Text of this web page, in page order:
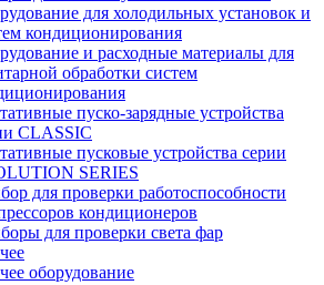
для холодильных установок и
кондиционирования
и расходные материалы для
обработки систем
пуско-зарядные устройства
CLASSIC
пусковые устройства серии
SERIES
для проверки работоспособности
кондиционеров
для проверки света фар
оборудование